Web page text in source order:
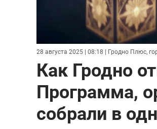
28 августа 2025 | 08:18 | Гродно Плюс,
Как Гродно
Программа,
собрали в